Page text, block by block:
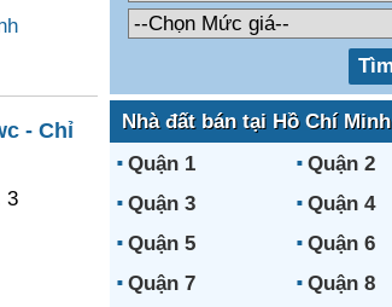
- Chỉ
3
Nhà đất bán tại Hồ Chí Minh
Quận 1
Quận 2
Quận 3
Quận 4
Quận 5
Quận 6
Quận 7
Quận 8